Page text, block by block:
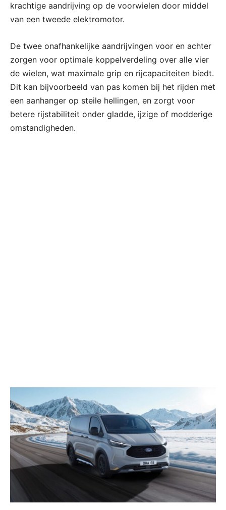
krachtige aandrijving op de voorwielen door middel
van een tweede elektromotor.
De twee onafhankelijke aandrijvingen voor en achter
zorgen voor optimale koppelverdeling over alle vier
de wielen, wat maximale grip en rijcapaciteiten biedt.
Dit kan bijvoorbeeld van pas komen bij het rijden met
een aanhanger op steile hellingen, en zorgt voor
betere rijstabiliteit onder gladde, ijzige of modderige
omstandigheden.